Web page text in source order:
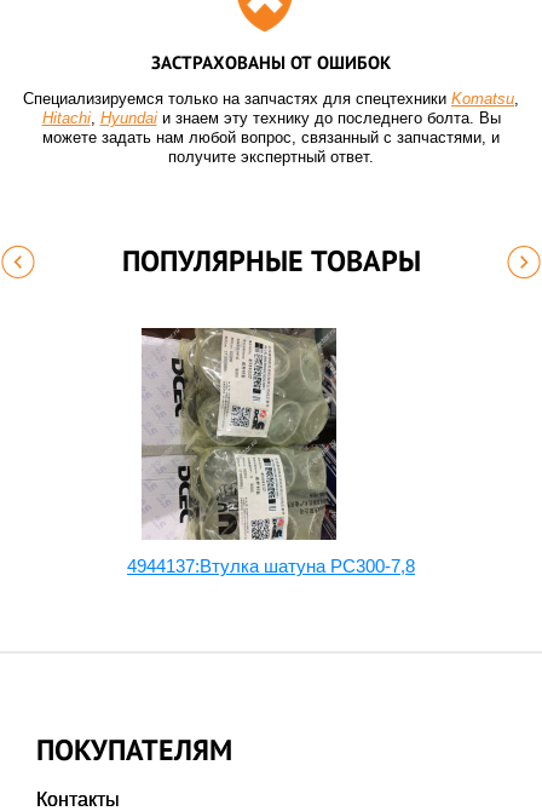
ЗАСТРАХОВАНЫ ОТ ОШИБОК
Специализируемся только на запчастях для спецтехники Komatsu,
Hitachi, Hyundaiи знаем эту технику до последнего болта. Вы
можете задать нам любой вопрос, связанный с запчастями, и
получите экспертный ответ.
ПОПУЛЯРНЫЕ ТОВАРЫ
4944137:Втулка шатуна PC300-7,8
ПОКУПАТЕЛЯМ
Контакты